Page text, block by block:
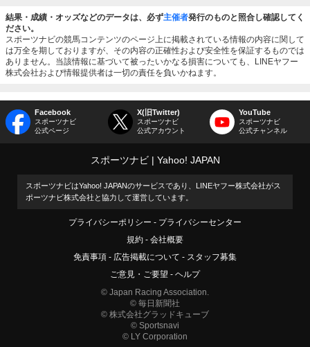
結果・成績・オッズなどのデータは、必ず主催者発行のものと照合し確認してく
ださい。
スポーツナビの競馬コンテンツのページ上に掲載されている情報の内容に関して
は万全を期しておりますが、その内容の正確性および安全性を保証するものでは
ありません。当該情報に基づいて被ったいかなる損害についても、LINEヤフー
株式会社および情報提供者は一切の責任を負いかねます。
Facebook
スポーツナビ
公式ページ
X(旧Twitter)
スポーツナビ
公式アカウント
YouTube
スポーツナビ
公式チャンネル
スポーツナビ Yahoo! JAPAN
スポーツナビはYahoo! JAPANのサービスであり、LINEヤフー株式会社がス
ポーツナビ株式会社と協力して運営しています。
プライバシーポリシー
プライバシーセンター
規約
会社概要
免責事項
広告掲載について
スタッフ募集
ご意見・ご要望
ヘルプ
© Japan Racing Association.
© 毎日新聞社
© 株式会社グラッドキューブ
© Sportsnavi
© LY Corporation